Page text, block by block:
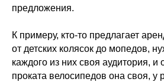
предложения.
К примеру, кто-то предлагает
от детских колясок до мопедов,
каждого из них своя аудитория, и
проката велосипедов она своя, у